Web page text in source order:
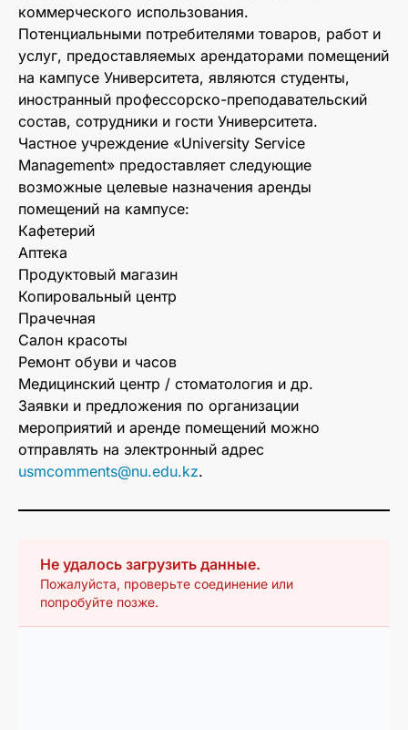
коммерческого использования.
Потенциальными потребителями товаров, работ и
услуг, предоставляемых арендаторами помещений
на кампусе Университета, являются студенты,
иностранный профессорско-преподавательский
состав, сотрудники и гости Университета.
Частное учреждение «University Service
Management» предоставляет следующие
возможные целевые назначения аренды
помещений на кампусе:
Кафетерий
Аптека
Продуктовый магазин
Копировальный центр
Прачечная
Салон красоты
Ремонт обуви и часов
Медицинский центр / стоматология и др.
Заявки и предложения по организации
мероприятий и аренде помещений можно
отправлять на электронный адрес
usmcomments@nu.edu.kz.
Не удалось загрузить данные.
Пожалуйста, проверьте соединение или
попробуйте позже.